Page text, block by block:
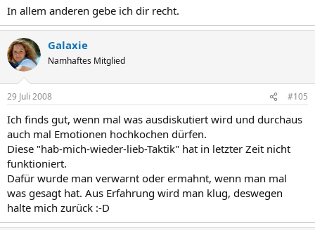
In allem anderen gebe ich dir recht.
Galaxie
Namhaftes Mitglied
29 Juli 2008 #105
Ich finds gut, wenn mal was ausdiskutiert wird und durchaus
auch mal Emotionen hochkochen dürfen.
Diese "hab-mich-wieder-lieb-Taktik" hat in letzter Zeit nicht
funktioniert.
Dafür wurde man verwarnt oder ermahnt, wenn man mal
was gesagt hat. Aus Erfahrung wird man klug, deswegen
halte mich zurück :-D